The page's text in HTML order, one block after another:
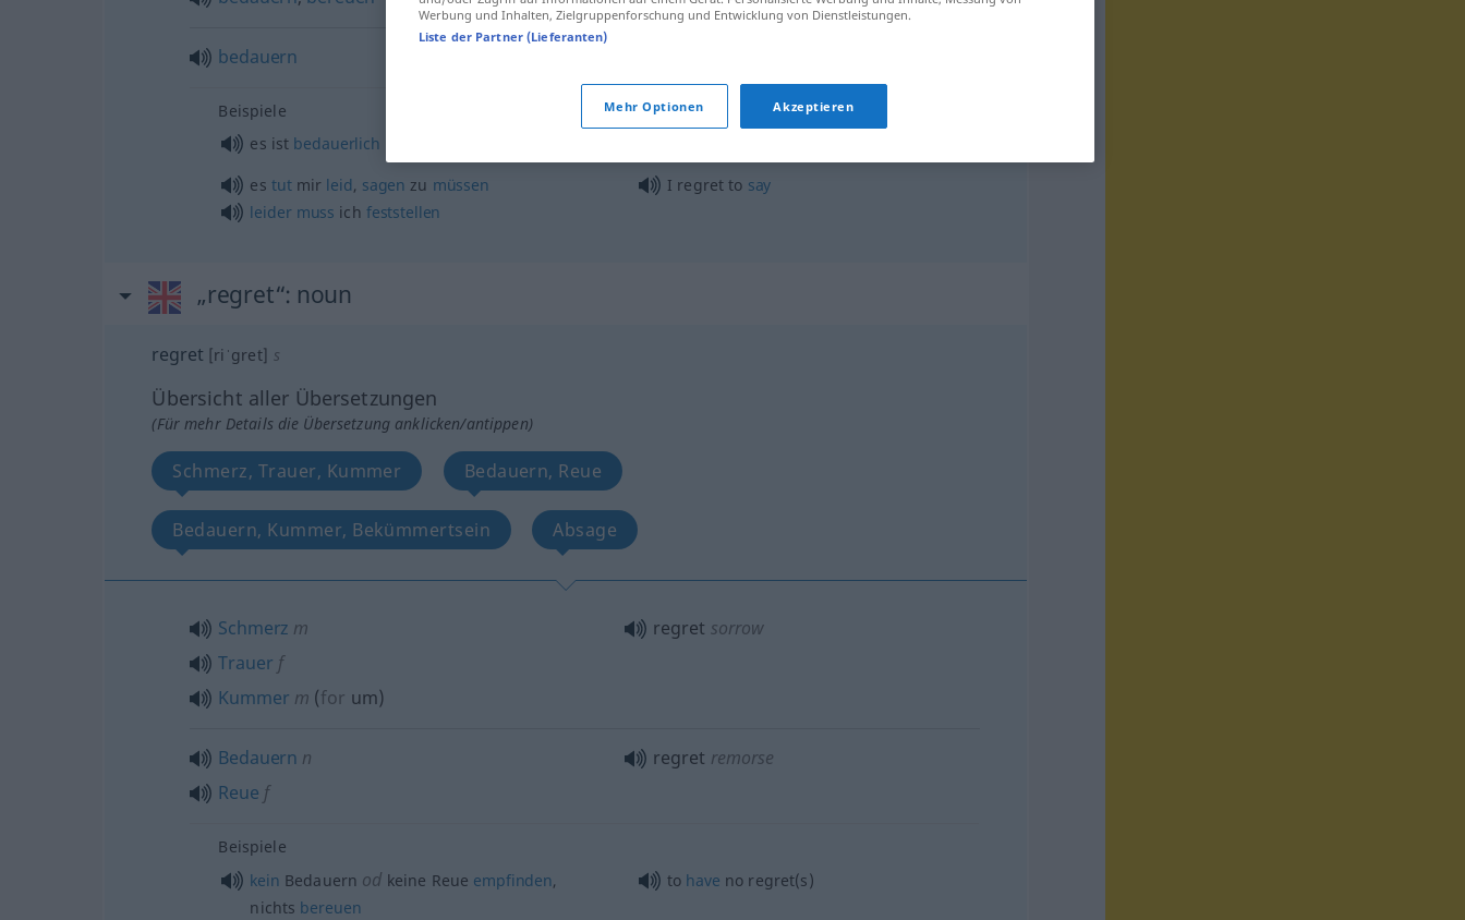
bedauern
Beispiele
es ist bedauerlich
es tutmir leid, sagen zu müssen
leider muss ich feststellen
I regret to say
„regret“: noun
regret [riˈgret] s
Übersicht aller Übersetzungen
(Für mehr Details die Übersetzung anklicken/antippen)
Schmerz, Trauer, Kummer Bedauern, Reue
Bedauern, Kummer, Bekümmertsein Absage
Schmerz m
Trauer f
Kummer m (for um)
regret sorrow
Bedauern n
Reue f
regret remorse
Beispiele
kein Bedauern od keine Reue empfinden,
nichts bereuen
to have no regret(s)
Werbung und Inhalten, Zielgruppenforschung und Entwicklung von Dienstleistungen.
Liste der Partner (Lieferanten)
Mehr Optionen Akzeptieren